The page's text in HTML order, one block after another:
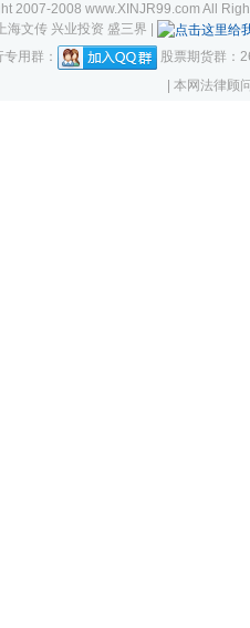
2007-2008 www.XINJR99.com All
文传 兴业投资 盛三界 |
用群：
股票期货群：
| 本网法律顾